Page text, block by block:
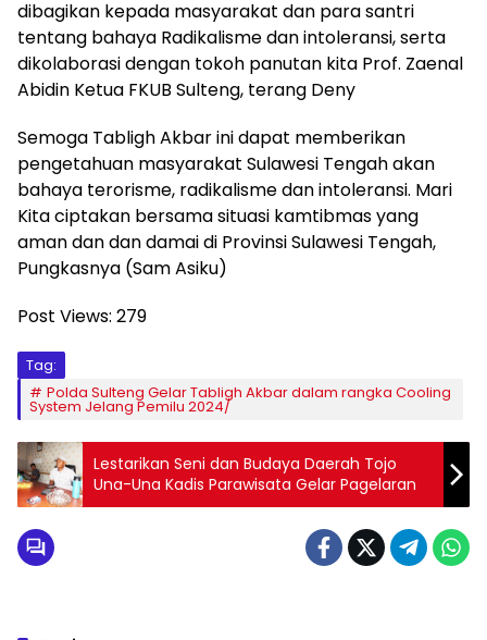
dibagikan kepada masyarakat dan para santri
tentang bahaya Radikalisme dan intoleransi, serta
dikolaborasi dengan tokoh panutan kita Prof. Zaenal
Abidin Ketua FKUB Sulteng, terang Deny
Semoga Tabligh Akbar ini dapat memberikan
pengetahuan masyarakat Sulawesi Tengah akan
bahaya terorisme, radikalisme dan intoleransi. Mari
Kita ciptakan bersama situasi kamtibmas yang
aman dan dan damai di Provinsi Sulawesi Tengah,
Pungkasnya (Sam Asiku)
Post Views: 279
Tag:
Polda Sulteng Gelar Tabligh Akbar dalam rangka Cooling
System Jelang Pemilu 2024/
Lestarikan Seni dan Budaya Daerah Tojo
Una-Una Kadis Parawisata Gelar Pagelaran